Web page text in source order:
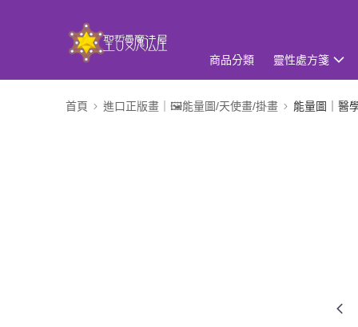
商品分類 靈性處方箋
首頁 進口正版畫｜🖼️能量圖/天使畫/掛畫 能量圖｜醫